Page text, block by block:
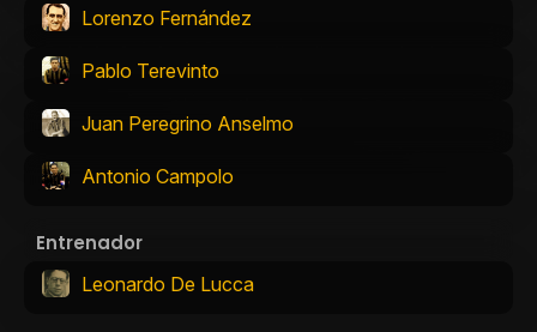
Lorenzo Fernández
Pablo Terevinto
Juan Peregrino Anselmo
Antonio Campolo
Entrenador
Leonardo De Lucca